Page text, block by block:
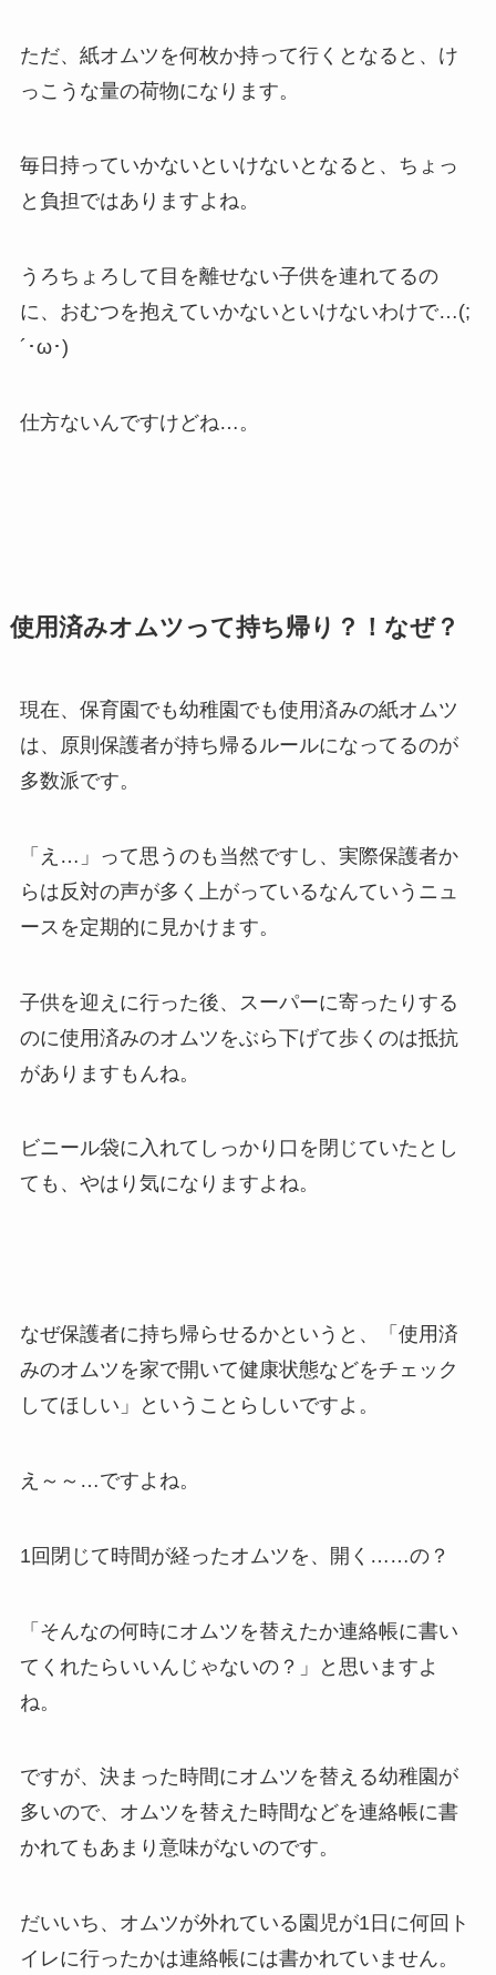
ただ、紙オムツを何枚か持って行くとなると、け
っこうな量の荷物になります。
毎日持っていかないといけないとなると、ちょっ
と負担ではありますよね。
うろちょろして目を離せない子供を連れてるの
に、おむつを抱えていかないといけないわけで…(;
´･ω･)
仕方ないんですけどね…。
使用済みオムツって持ち帰り？！なぜ？
現在、保育園でも幼稚園でも使用済みの紙オムツ
は、原則保護者が持ち帰るルールになってるのが
多数派です。
「え…」って思うのも当然ですし、実際保護者か
らは反対の声が多く上がっているなんていうニュ
ースを定期的に見かけます。
子供を迎えに行った後、スーパーに寄ったりする
のに使用済みのオムツをぶら下げて歩くのは抵抗
がありますもんね。
ビニール袋に入れてしっかり口を閉じていたとし
ても、やはり気になりますよね。
なぜ保護者に持ち帰らせるかというと、「使用済
みのオムツを家で開いて健康状態などをチェック
してほしい」ということらしいですよ。
え～～…ですよね。
1回閉じて時間が経ったオムツを、開く……の？
「そんなの何時にオムツを替えたか連絡帳に書い
てくれたらいいんじゃないの？」と思いますよ
ね。
ですが、決まった時間にオムツを替える幼稚園が
多いので、オムツを替えた時間などを連絡帳に書
かれてもあまり意味がないのです。
だいいち、オムツが外れている園児が1日に何回ト
イレに行ったかは連絡帳には書かれていません。